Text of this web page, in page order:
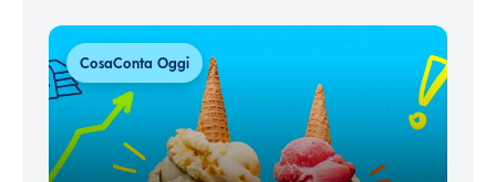
CosaConta Oggi